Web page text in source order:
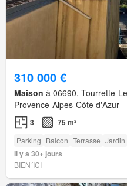
310 000 €
Maison à 06690, Tourrette-
Provence-Alpes-Côte d'Azur
3 75 m²
Parking Balcon Terrasse Jardin
Il y a 30+ jours
BIEN´ICI